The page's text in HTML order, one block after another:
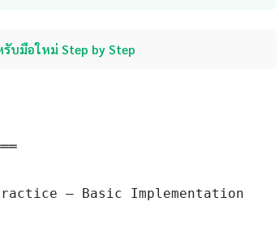
บมือใหม่ Step by Step
— Basic Implementation